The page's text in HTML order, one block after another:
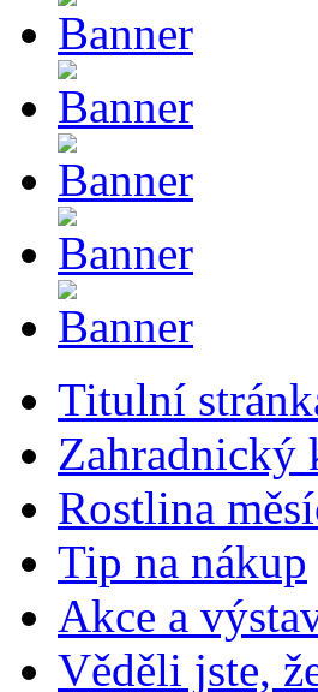
Titulní
Zahradnický
Rostlina
Tip na nákup
Akce a
Věděli jste,